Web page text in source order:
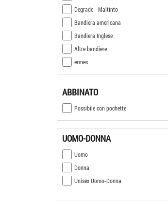
Degrade - Maltinto
Bandiera americana
Bandiera Inglese
Altre bandiere
ermes
ABBINATO
Possibile con pochette
UOMO-DONNA
Uomo
Donna
Unisex Uomo-Donna